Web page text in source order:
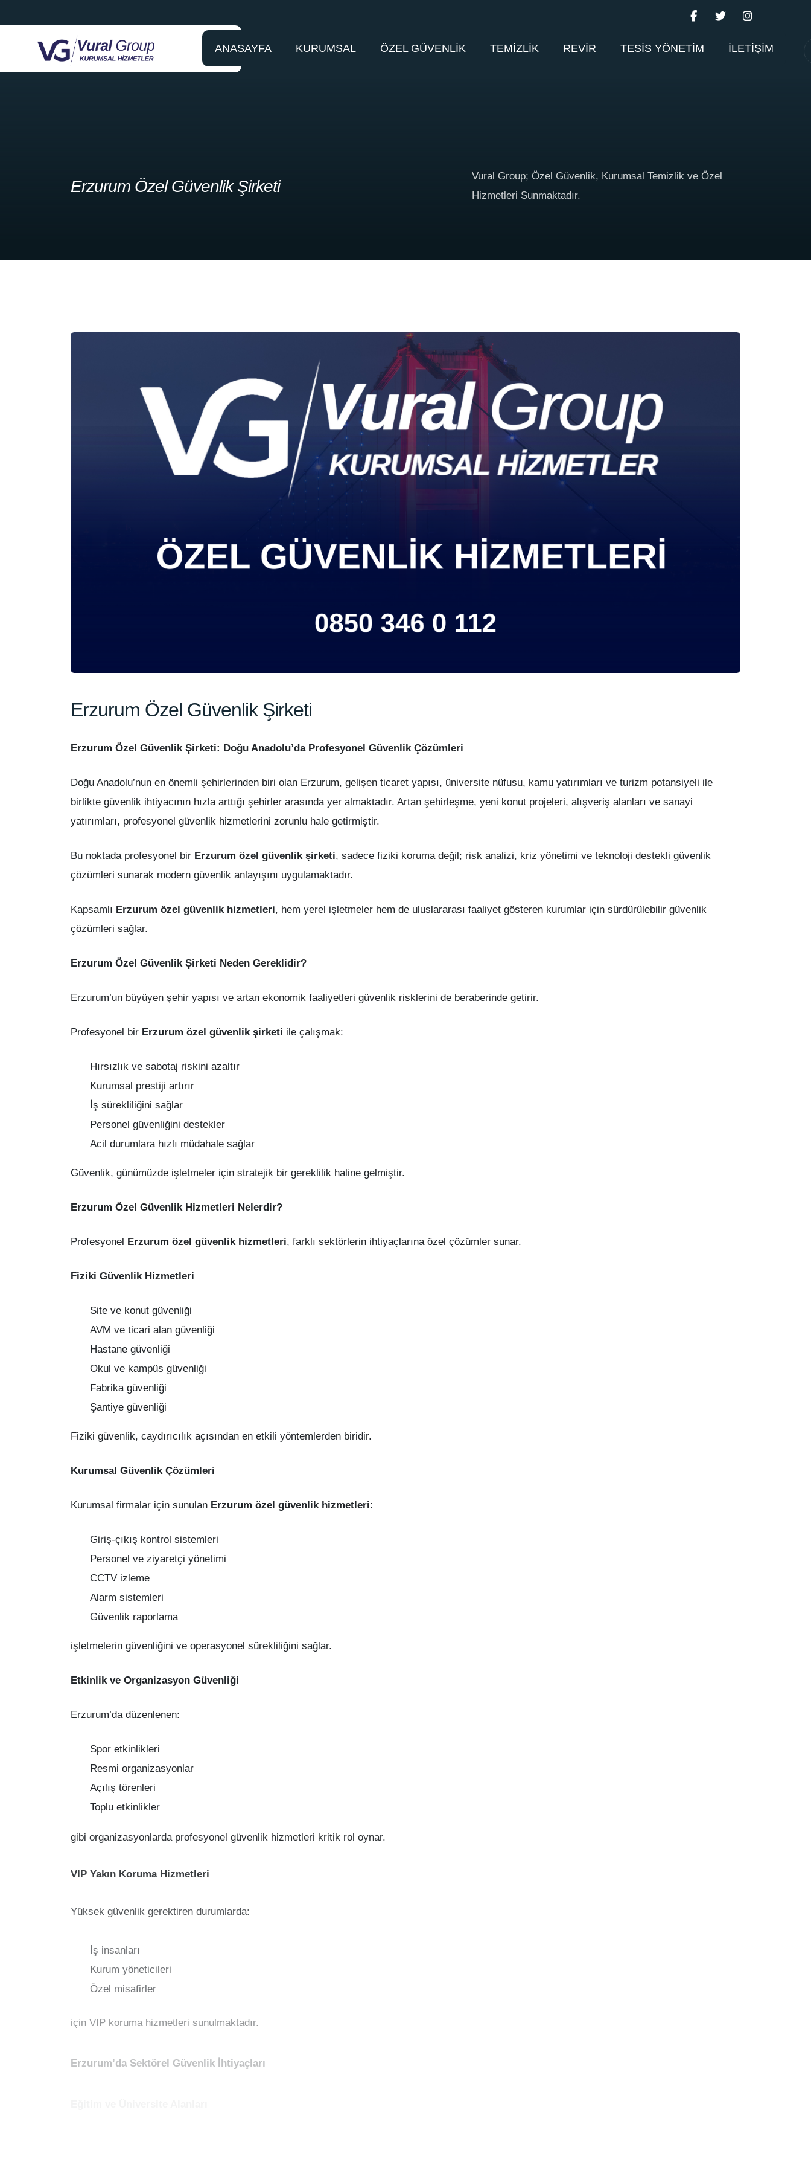
ANASAYFA KURUMSAL ÖZEL GÜVENLİK TEMİZLİK REVİR TESİS YÖNETİM İLETİŞİM
Erzurum Özel Güvenlik Şirketi
Vural Group; Özel Güvenlik, Kurumsal Temizlik ve Özel
Hizmetleri Sunmaktadır.
Erzurum Özel Güvenlik Şirketi
Erzurum Özel Güvenlik Şirketi: Doğu Anadolu’da Profesyonel Güvenlik Çözümleri
Doğu Anadolu’nun en önemli şehirlerinden biri olan Erzurum, gelişen ticaret yapısı, üniversite nüfusu, kamu yatırımları ve turizm potansiyeli ile
birlikte güvenlik ihtiyacının hızla arttığı şehirler arasında yer almaktadır. Artan şehirleşme, yeni konut projeleri, alışveriş alanları ve sanayi
yatırımları, profesyonel güvenlik hizmetlerini zorunlu hale getirmiştir.
Bu noktada profesyonel bir Erzurum özel güvenlik şirketi, sadece fiziki koruma değil; risk analizi, kriz yönetimi ve teknoloji destekli güvenlik
çözümleri sunarak modern güvenlik anlayışını uygulamaktadır.
Kapsamlı Erzurum özel güvenlik hizmetleri, hem yerel işletmeler hem de uluslararası faaliyet gösteren kurumlar için sürdürülebilir güvenlik
çözümleri sağlar.
Erzurum Özel Güvenlik Şirketi Neden Gereklidir?
Erzurum’un büyüyen şehir yapısı ve artan ekonomik faaliyetleri güvenlik risklerini de beraberinde getirir.
Profesyonel bir Erzurum özel güvenlik şirketi ile çalışmak:
Hırsızlık ve sabotaj riskini azaltır
Kurumsal prestiji artırır
İş sürekliliğini sağlar
Personel güvenliğini destekler
Acil durumlara hızlı müdahale sağlar
Güvenlik, günümüzde işletmeler için stratejik bir gereklilik haline gelmiştir.
Erzurum Özel Güvenlik Hizmetleri Nelerdir?
Profesyonel Erzurum özel güvenlik hizmetleri, farklı sektörlerin ihtiyaçlarına özel çözümler sunar.
Fiziki Güvenlik Hizmetleri
Site ve konut güvenliği
AVM ve ticari alan güvenliği
Hastane güvenliği
Okul ve kampüs güvenliği
Fabrika güvenliği
Şantiye güvenliği
Fiziki güvenlik, caydırıcılık açısından en etkili yöntemlerden biridir.
Kurumsal Güvenlik Çözümleri
Kurumsal firmalar için sunulan Erzurum özel güvenlik hizmetleri:
Giriş-çıkış kontrol sistemleri
Personel ve ziyaretçi yönetimi
CCTV izleme
Alarm sistemleri
Güvenlik raporlama
işletmelerin güvenliğini ve operasyonel sürekliliğini sağlar.
Etkinlik ve Organizasyon Güvenliği
Erzurum’da düzenlenen:
Spor etkinlikleri
Resmi organizasyonlar
Açılış törenleri
Toplu etkinlikler
gibi organizasyonlarda profesyonel güvenlik hizmetleri kritik rol oynar.
VIP Yakın Koruma Hizmetleri
Yüksek güvenlik gerektiren durumlarda:
Kurum yöneticileri
Özel misafirler